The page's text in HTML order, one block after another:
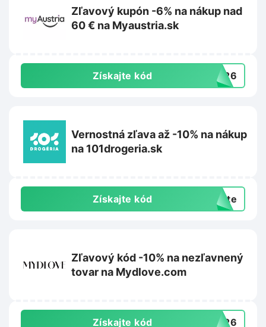
Zľavový kupón -6% na nákup nad
60 € na Myaustria.sk
Získajte kód 3426
Vernostná zľava až -10% na nákup
na 101drogeria.sk
Získajte kód exte
Zľavový kód -10% na nezľavnený
tovar na Mydlove.com
Získajte kód VE26